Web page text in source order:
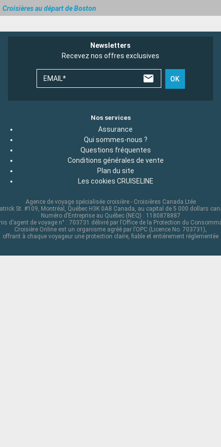
Croisières au départ de Boston
Newsletters
Recevez nos offres exclusives
EMAIL* OK
Nos services
Assurance
Qui sommes-nous ?
Questions fréquentes
Conditions générales de vente
Plan du site
Les cookies CRUISELINE
Agence de voyage spécialisée croisière - Croisières Canada Ltée
St. #109, Montréal, Québec H3K 0A8 Canada, au capital de 5 000 dollars
Numéro d’Entreprise au Québec (NEQ) : 1180878887
d’agent de voyage n° : 703731 délivré par l’Office de la Protection du
Croisière Online est un organisme agréé par l’OPC (Licence No. 703731),
offrant à chaque voyageur une protection claire, fiable et entièrement réglementée